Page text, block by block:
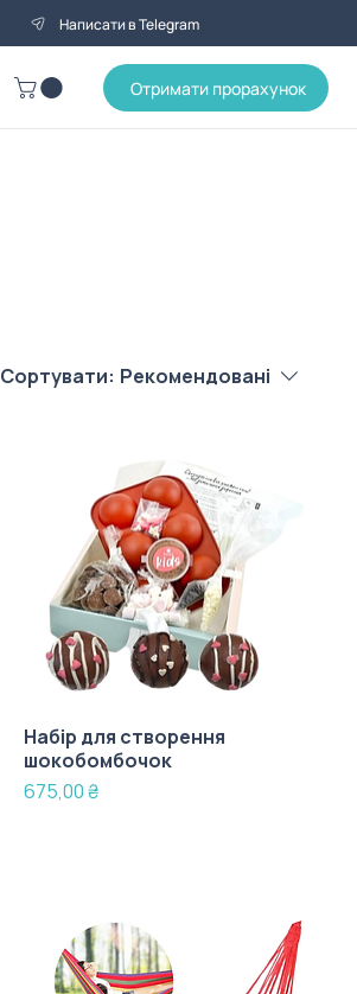
Написати в Telegram
Отримати прорахунок
Сортувати: Рекомендовані
Набір для створення
шокобомбочок
Ціна
675,00 ₴